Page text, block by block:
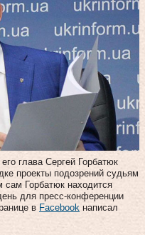
глава Сергей Горбатюк
проекты подозрений судьям
Горбатюк находится
для пресс-конференции
в Facebook написал